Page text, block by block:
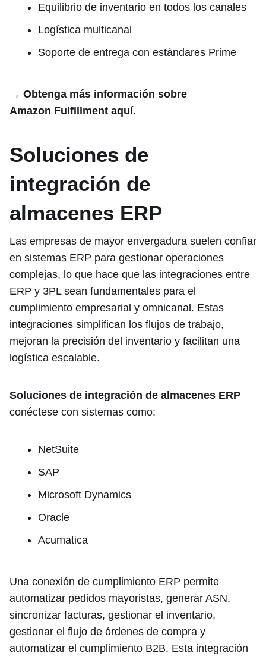
Equilibrio de inventario en todos los canales
Logística multicanal
Soporte de entrega con estándares Prime
→ Obtenga más información sobre
Amazon Fulfillment aquí.
Soluciones de
integración de
almacenes ERP
Las empresas de mayor envergadura suelen confiar
en sistemas ERP para gestionar operaciones
complejas, lo que hace que las integraciones entre
ERP y 3PL sean fundamentales para el
cumplimiento empresarial y omnicanal. Estas
integraciones simplifican los flujos de trabajo,
mejoran la precisión del inventario y facilitan una
logística escalable.
Soluciones de integración de almacenes ERP
conéctese con sistemas como:
NetSuite
SAP
Microsoft Dynamics
Oracle
Acumatica
Una conexión de cumplimiento ERP permite
automatizar pedidos mayoristas, generar ASN,
sincronizar facturas, gestionar el inventario,
gestionar el flujo de órdenes de compra y
automatizar el cumplimiento B2B. Esta integración